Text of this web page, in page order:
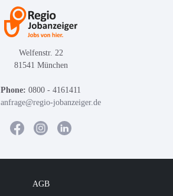
Welfenstr. 22
81541 München
Phone: 0800 - 4161411
anfrage@regio-jobanzeiger.de
AGB